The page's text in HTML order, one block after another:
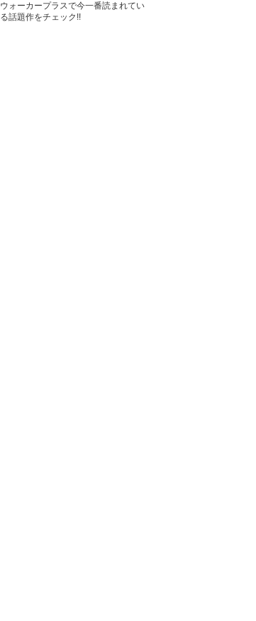
ウォーカープラスで今一番読まれてい
る話題作をチェック!!